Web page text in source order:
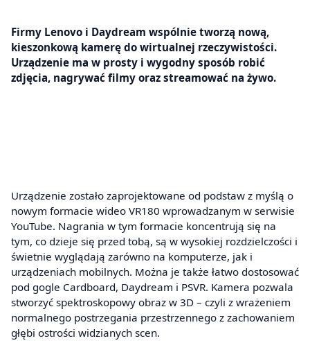
Firmy Lenovo i Daydream wspólnie tworzą nową,
kieszonkową kamerę do wirtualnej rzeczywistości.
Urządzenie ma w prosty i wygodny sposób robić
zdjęcia, nagrywać filmy oraz streamować na żywo.
Urządzenie zostało zaprojektowane od podstaw z myślą o
nowym formacie wideo VR180 wprowadzanym w serwisie
YouTube. Nagrania w tym formacie koncentrują się na
tym, co dzieje się przed tobą, są w wysokiej rozdzielczości i
świetnie wyglądają zarówno na komputerze, jak i
urządzeniach mobilnych. Można je także łatwo dostosować
pod gogle Cardboard, Daydream i PSVR. Kamera pozwala
stworzyć spektroskopowy obraz w 3D – czyli z wrażeniem
normalnego postrzegania przestrzennego z zachowaniem
głębi ostrości widzianych scen.